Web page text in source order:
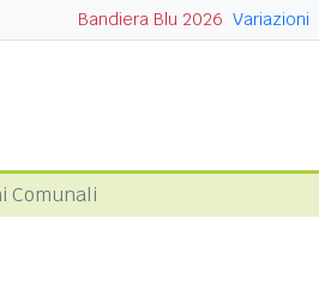
Bandiera Blu 2026 Variazioni
Comunali